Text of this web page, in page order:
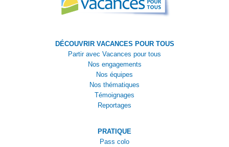
DÉCOUVRIR VACANCES POUR TOUS
Partir avec Vacances pour tous
Nos engagements
Nos équipes
Nos thématiques
Témoignages
Reportages
PRATIQUE
Pass colo